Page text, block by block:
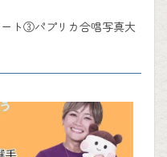
ート③パプリカ合唱写真大